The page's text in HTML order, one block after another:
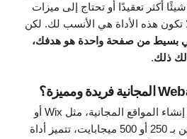
أكثر تعقيدًا أو تحتاج إلى ميزات
تكون هذه الأداة هي الأنسب لك. لكن
بسيط من صفحة واحدة هو هدفك،
.
في سوق تفرض فيه أدوات إنشاء المواقع المجانية، مثل Wix أو
SITE123، حد أقصى للتخزين بـ 250 أو 500 ميجابايت، تتميز أداة